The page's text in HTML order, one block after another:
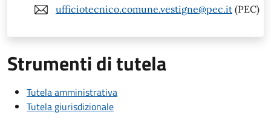
ufficiotecnico.comune.vestigne@pec.it (PEC)
Strumenti di tutela
Tutela amministrativa
Tutela giurisdizionale